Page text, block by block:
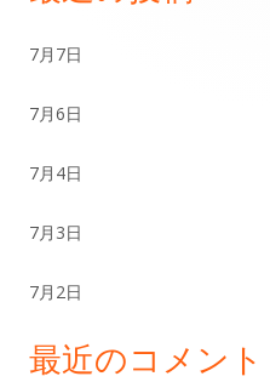
サ
イ
ド
バ
ー
7月7日
7月6日
7月4日
7月3日
7月2日
最近のコメント